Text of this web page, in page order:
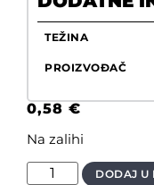
TEŽINA
PROIZVOĐAČ
0,58 €
Na zalihi
DODAJ U